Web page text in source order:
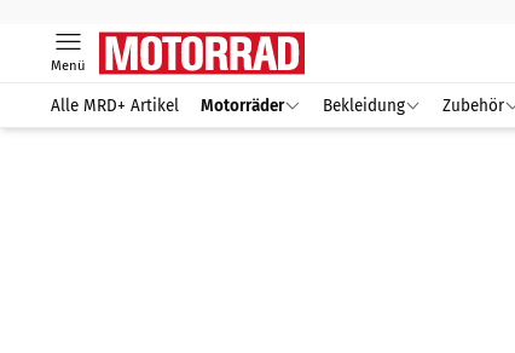
Menü
Alle MRD+ Artikel Motorräder Bekleidung Zubehör